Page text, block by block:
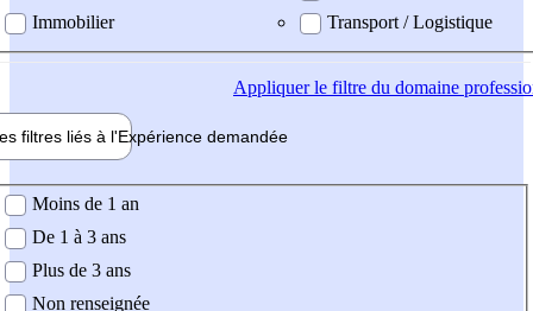
Immobilier
Transport / Logistique
Appliquerle filtre du domaine
filtres liés à l'Expérience demandée
demandée
Moins de 1 an
De 1 à 3 ans
Plus de 3 ans
Non renseignée